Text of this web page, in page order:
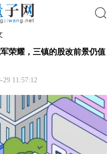
荣耀，三镇的股改前景仍值
11:57:12